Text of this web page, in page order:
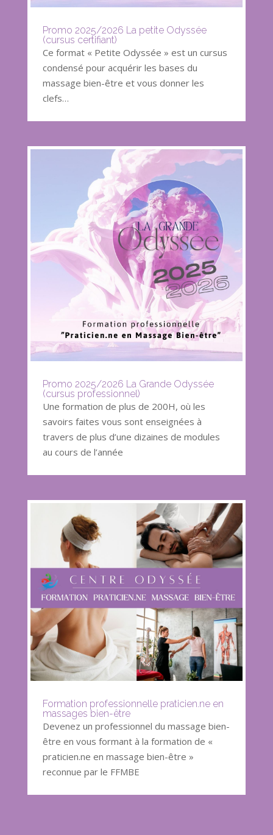
Promo 2025/2026 La petite Odyssée
(cursus certifiant)
Ce format « Petite Odyssée » est un cursus
condensé pour acquérir les bases du
massage bien-être et vous donner les
clefs…
Promo 2025/2026 La Grande Odyssée
(cursus professionnel)
Une formation de plus de 200H, où les
savoirs faites vous sont enseignées à
travers de plus d’une dizaines de modules
au cours de l’année
Formation professionnelle praticien.ne en
massages bien-être
Devenez un professionnel du massage bien-
être en vous formant à la formation de «
praticien.ne en massage bien-être »
reconnue par le FFMBE